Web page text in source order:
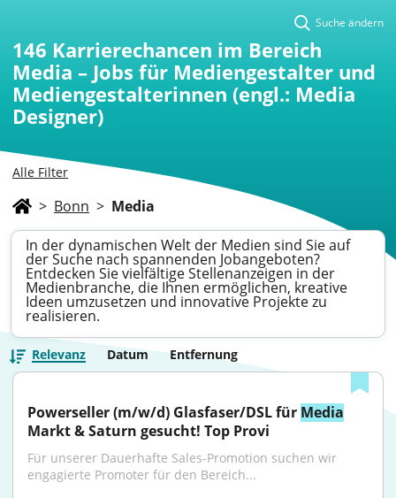
Alle Filter
Suche ändern
146 Karrierechancen im Bereich
Media – Jobs für Mediengestalter und
Mediengestalterinnen (engl.: Media
Designer)
> Bonn > Media
In der dynamischen Welt der Medien sind Sie auf
der Suche nach spannenden Jobangeboten?
Entdecken Sie vielfältige Stellenanzeigen in der
Medienbranche, die Ihnen ermöglichen, kreative
Ideen umzusetzen und innovative Projekte zu
realisieren.
Relevanz Datum Entfernung
Powerseller (m/w/d) Glasfaser/DSL für Media
Markt & Saturn gesucht! Top Provi
Für unserer Dauerhafte Sales-Promotion suchen wir
engagierte Promoter für den Bereich...